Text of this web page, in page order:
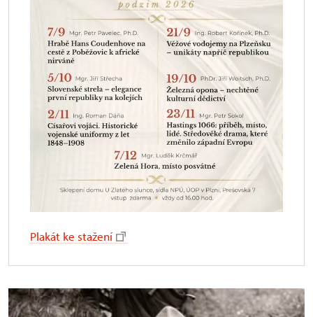
Plakát ke stažení